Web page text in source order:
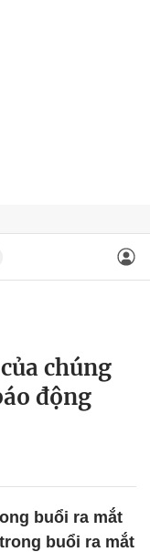
chúng
động
buổi ra mắt
buổi ra mắt